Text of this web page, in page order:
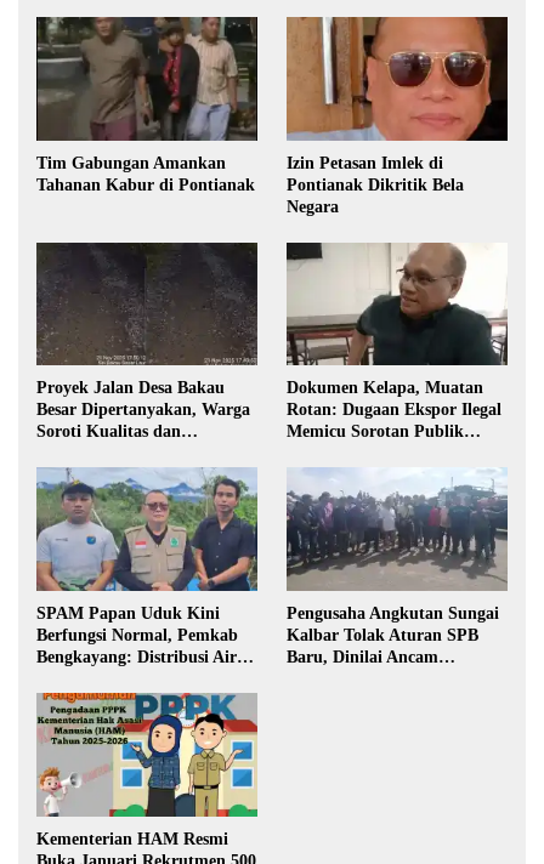
Tim Gabungan Amankan
Tahanan Kabur di Pontianak
Izin Petasan Imlek di
Pontianak Dikritik Bela
Negara
Proyek Jalan Desa Bakau
Besar Dipertanyakan, Warga
Soroti Kualitas dan
Pembangunan
Dokumen Kelapa, Muatan
Rotan: Dugaan Ekspor Ilegal
Memicu Sorotan Publik
SPAM Papan Uduk Kini
Berfungsi Normal, Pemkab
Bengkayang: Distribusi Air
Warga
Pengusaha Angkutan Sungai
Kalbar Tolak Aturan SPB
Baru, Dinilai Ancam
Kementerian HAM Resmi